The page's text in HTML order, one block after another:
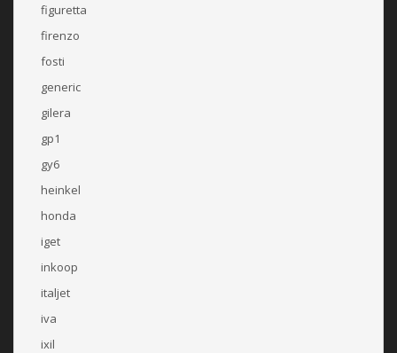
figuretta
firenzo
fosti
generic
gilera
gp1
gy6
heinkel
honda
iget
inkoop
italjet
iva
ixil